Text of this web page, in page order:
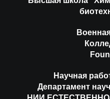
Научная
Департамент